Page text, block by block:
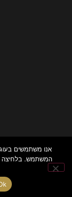
המשתמש. בלחיצה